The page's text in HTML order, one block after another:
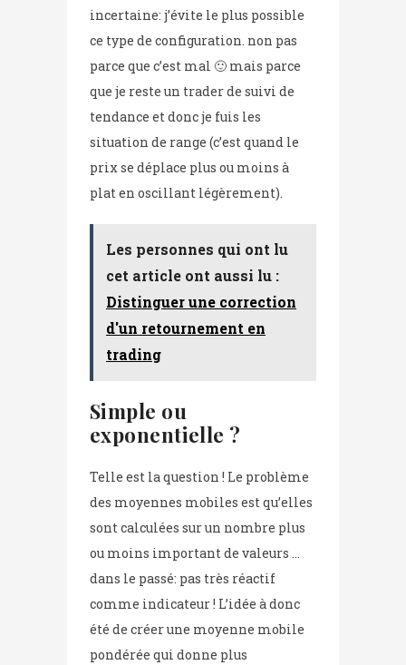
incertaine: j’évite le plus possible
ce type de configuration. non pas
parce que c’est mal 🙂 mais parce
que je reste un trader de suivi de
tendance et donc je fuis les
situation de range (c’est quand le
prix se déplace plus ou moins à
plat en oscillant légèrement).
Les personnes qui ont lu
cet article ont aussi lu :
Distinguer une correction
d'un retournement en
trading
Simple ou
exponentielle ?
Telle est la question ! Le problème
des moyennes mobiles est qu’elles
sont calculées sur un nombre plus
ou moins important de valeurs …
dans le passé: pas très réactif
comme indicateur ! L’idée à donc
été de créer une moyenne mobile
pondérée qui donne plus